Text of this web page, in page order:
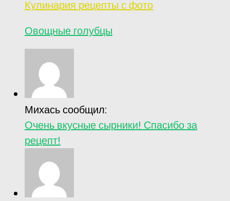
Кулинария рецепты с фото
Овощные голубцы
Михась сообщил:
Очень вкусные сырники! Спасибо за
рецепт!